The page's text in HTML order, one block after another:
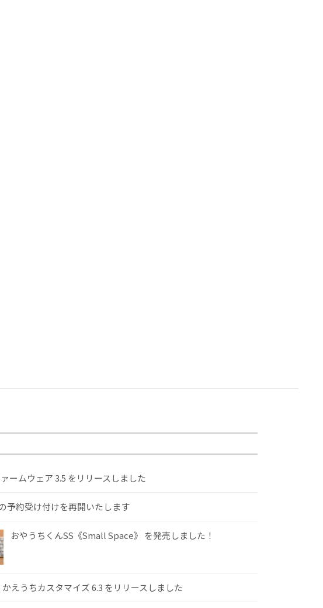
ームウェア 3.5 をリリースしました
予約受け付けを再開いたします
おやうちくんSS《Small Space》 を発売しました！
えうちカスタマイズ 6.3 をリリースしました